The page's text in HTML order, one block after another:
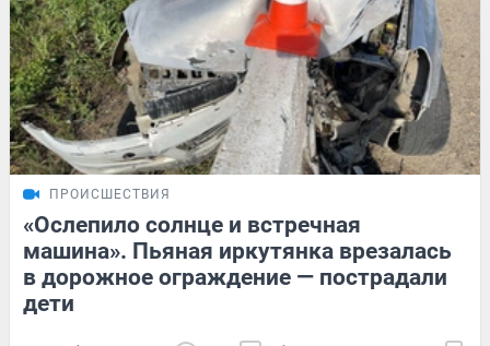
ПРОИСШЕСТВИЯ
«Ослепило солнце и встречная
машина». Пьяная иркутянка врезалась
в дорожное ограждение — пострадали
дети